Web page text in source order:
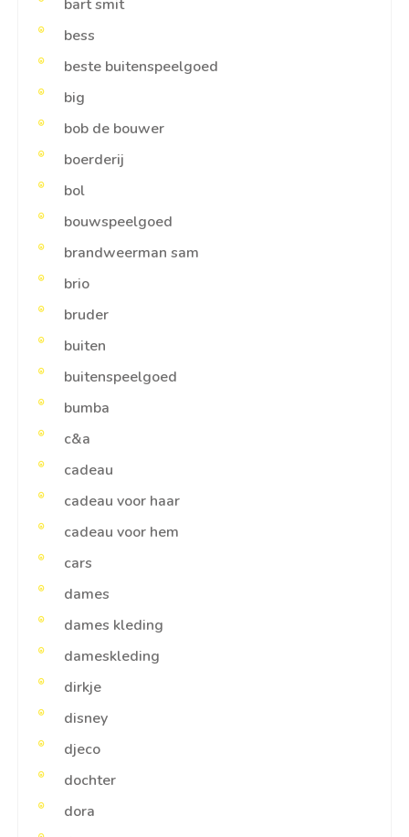
bart smit
bess
beste buitenspeelgoed
big
bob de bouwer
boerderij
bol
bouwspeelgoed
brandweerman sam
brio
bruder
buiten
buitenspeelgoed
bumba
c&a
cadeau
cadeau voor haar
cadeau voor hem
cars
dames
dames kleding
dameskleding
dirkje
disney
djeco
dochter
dora